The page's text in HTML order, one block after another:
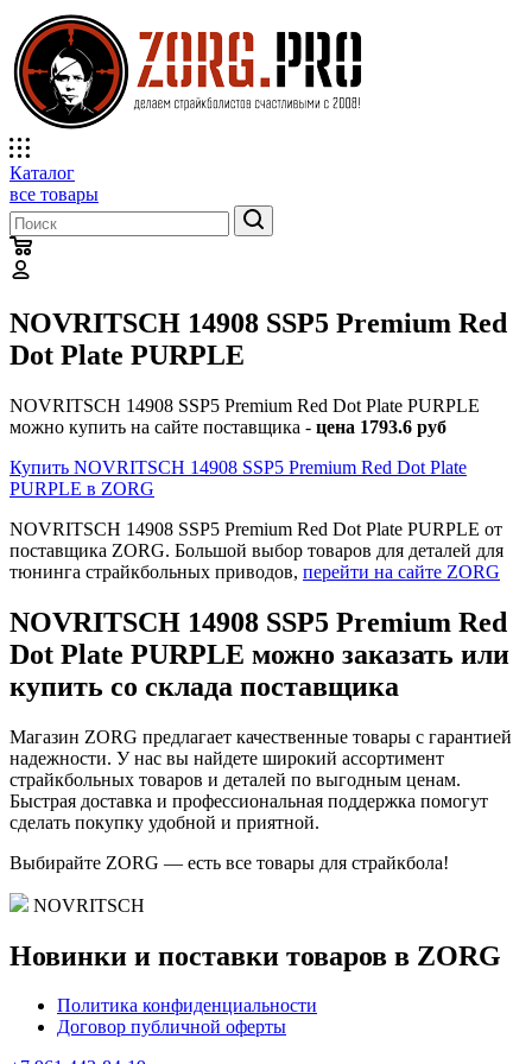
Каталог
все товары
NOVRITSCH 14908 SSP5 Premium Red
Dot Plate PURPLE
NOVRITSCH 14908 SSP5 Premium Red Dot Plate PURPLE
можно купить на сайте поставщика - цена 1793.6 руб
Купить NOVRITSCH 14908 SSP5 Premium Red Dot Plate
PURPLE в ZORG
NOVRITSCH 14908 SSP5 Premium Red Dot Plate PURPLE от
поставщика ZORG. Большой выбор товаров для деталей для
тюнинга страйкбольных приводов, перейти на сайте ZORG
NOVRITSCH 14908 SSP5 Premium Red
Dot Plate PURPLE можно заказать или
купить со склада поставщика
Магазин ZORG предлагает качественные товары с гарантией
надежности. У нас вы найдете широкий ассортимент
страйкбольных товаров и деталей по выгодным ценам.
Быстрая доставка и профессиональная поддержка помогут
сделать покупку удобной и приятной.
Выбирайте ZORG — есть все товары для страйкбола!
NOVRITSCH
Новинки и поставки товаров в ZORG
Политика конфиденциальности
Договор публичной оферты